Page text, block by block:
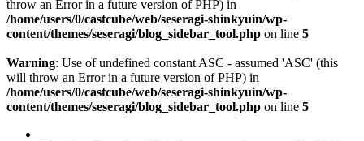
throw an Error in a future version of PHP) in
/home/users/0/castcube/web/seseragi-shinkyuin/wp-
content/themes/seseragi/blog_sidebar_tool.php on line 5
Warning: Use of undefined constant ASC - assumed 'ASC' (this
will throw an Error in a future version of PHP) in
/home/users/0/castcube/web/seseragi-shinkyuin/wp-
content/themes/seseragi/blog_sidebar_tool.php on line 5